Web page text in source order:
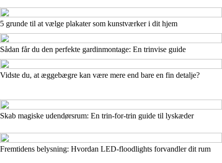
5 grunde til at vælge plakater som kunstværker i dit hjem
Sådan får du den perfekte gardinmontage: En trinvise guide
Vidste du, at æggebægre kan være mere end bare en fin detalje?
Skab magiske udendørsrum: En trin-for-trin guide til lyskæder
Fremtidens belysning: Hvordan LED-floodlights forvandler dit rum